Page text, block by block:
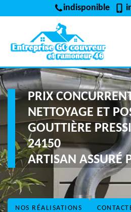
indisponible
NOS RÉALISATIONS
PRIX
NETTOYAGE ET
GOUTTIÈRE
24150
ARTISAN ASSURÉ